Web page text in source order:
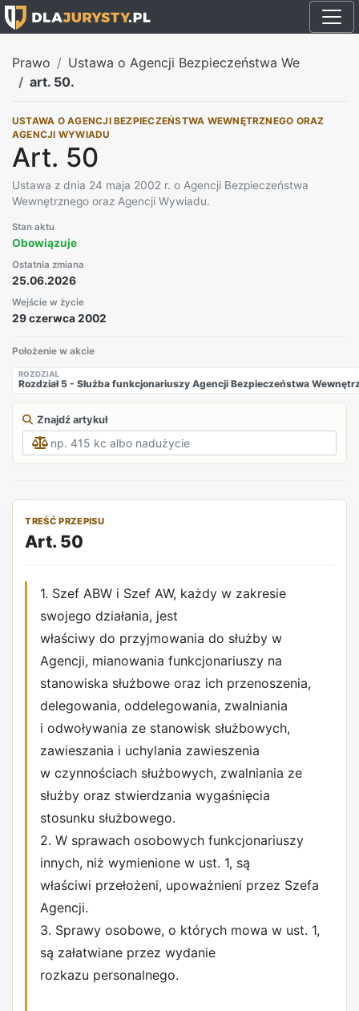
Prawo
Ustawa o Agencji Bezpieczeństwa We
art. 50.
USTAWA O AGENCJI BEZPIECZEŃSTWA WEWNĘTRZNEGO ORAZ
AGENCJI WYWIADU
Art. 50
Ustawa z dnia 24 maja 2002 r. o Agencji Bezpieczeństwa
Wewnętrznego oraz Agencji Wywiadu.
Stan aktu
Obowiązuje
Ostatnia zmiana
25.06.2026
Wejście w życie
29 czerwca 2002
Położenie w akcie
ROZDZIAŁ
Rozdział 5 - Służba funkcjonariuszy Agencji Bezpieczeństwa
Znajdź artykuł
TREŚĆ PRZEPISU
Art. 50
1. Szef ABW i Szef AW, każdy w zakresie
swojego działania, jest
właściwy do przyjmowania do służby w
Agencji, mianowania funkcjonariuszy na
stanowiska służbowe oraz ich przenoszenia,
delegowania, oddelegowania, zwalniania
i odwoływania ze stanowisk służbowych,
zawieszania i uchylania zawieszenia
w czynnościach służbowych, zwalniania ze
służby oraz stwierdzania wygaśnięcia
stosunku służbowego.
2. W sprawach osobowych funkcjonariuszy
innych, niż wymienione w ust. 1, są
właściwi przełożeni, upoważnieni przez Szefa
Agencji.
3. Sprawy osobowe, o których mowa w ust. 1,
są załatwiane przez wydanie
rozkazu personalnego.